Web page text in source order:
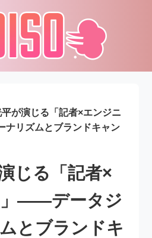
が演じる「記者×エンジニ
リズムとブランドキャン
じる「記者×
」――データジ
とブランドキ